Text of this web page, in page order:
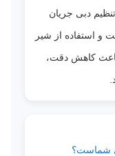
دبی جریان
و استفاده از شیر
کاهش دقت،
شماست؟